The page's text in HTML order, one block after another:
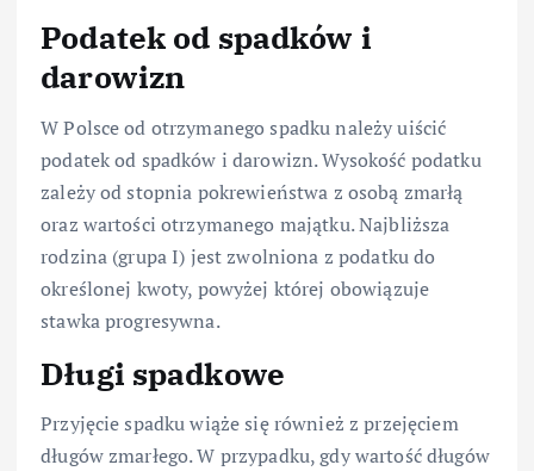
Podatek od spadków i
darowizn
W Polsce od otrzymanego spadku należy uiścić
podatek od spadków i darowizn. Wysokość podatku
zależy od stopnia pokrewieństwa z osobą zmarłą
oraz wartości otrzymanego majątku. Najbliższa
rodzina (grupa I) jest zwolniona z podatku do
określonej kwoty, powyżej której obowiązuje
stawka progresywna.
Długi spadkowe
Przyjęcie spadku wiąże się również z przejęciem
długów zmarłego. W przypadku, gdy wartość długów